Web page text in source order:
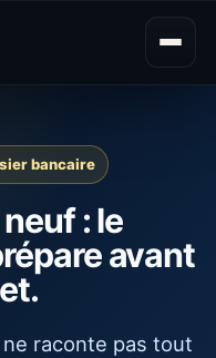
bancaire
: le
avant
raconte pas tout